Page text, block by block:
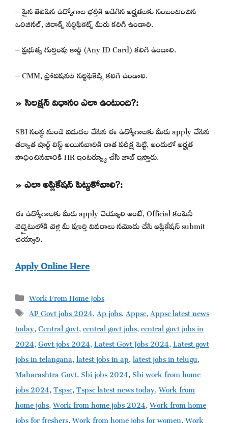
– పైన తెలిపిన ఉద్యోగాల భర్తీకి అడిగిన అర్హతలకు సంబందించిన
ఒరిజినల్, జిరాక్స్ సర్టిఫికెట్స్ మీరు కలిగి ఉండాలి.
– ప్రభుత్వ గుర్తింపు కార్డ్ (Any ID Card) కలిగి ఉండాలి.
– CMM, ప్రోవిషనల్ సర్టిఫికెట్స్ కలిగి ఉండాలి.
» సెలక్షన్ విధానం ఎలా ఉంటుంది?:
SBI సంస్థ నుండి విడుదల చేసిన ఈ ఉద్యోగాలకు మీరు apply చేసిన
తర్వాత షార్ట్ లిస్ట్ అయినవారికి రాత పరీక్ష పెట్టి, అందులో అర్హత
సాధించినవారికి HR ఇంటర్వ్యూ చేసి జాబ్ ఇస్తారు.
» ఎలా అప్లికేషన్ పెట్టుకోవాలి?:
ఈ ఉద్యోగాలకు మీరు apply చెయ్యాలి అంటే, Official కంపెనీ
వెబ్సైటులోకి వెళ్లి మీ పూర్తి వివరాలు నమోదు చేసి అప్లికేషన్ submit
చెయ్యాలి.
Apply Online Here
Categories
Work From Home Jobs
Tags
AP Govt jobs 2024,Ap jobs,Appsc,Appsc latest news
today,Central govt,central govt jobs,central govt jobs in
2024,Govt jobs 2024,Latest Govt Jobs 2024,Latest govt
jobs in telangana,latest jobs in ap,latest jobs in telugu,
Maharashtra Govt,Sbi jobs 2024,Sbi work from home
jobs 2024,Tspsc,Tspsc latest news today,Work from
home jobs,Work from home jobs 2024,Work from home
jobs for freshers,Work from home jobs for women,Work